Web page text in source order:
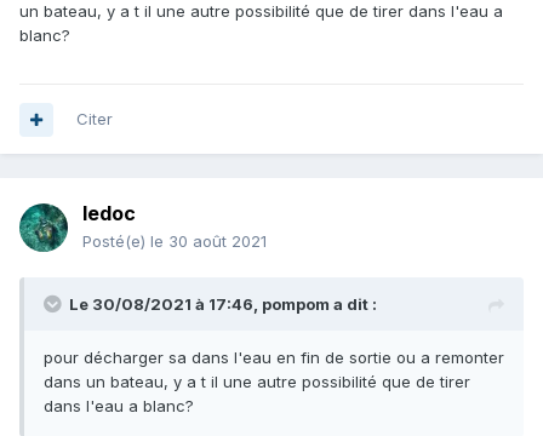
un bateau, y a t il une autre possibilité que de tirer dans l'eau a
blanc?
Citer
ledoc
Posté(e) le 30 août 2021
Le 30/08/2021 à 17:46, pompom a dit :
pour décharger sa dans l'eau en fin de sortie ou a remonter
dans un bateau, y a t il une autre possibilité que de tirer
dans l'eau a blanc?